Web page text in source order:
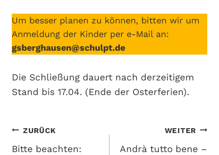
Um besser planen zu können, bitten wir um
Anmeldung der Kinder per e-Mail an:
gsberghausen@schulpt.de
Die Schließung dauert nach derzeitigem
Stand bis 17.04. (Ende der Osterferien).
Beitragsnavigation
ZURÜCK
Bitte beachten:
WEITER
Andrà tutto bene –